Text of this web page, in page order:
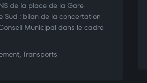
de la place de la Gare
Sud : bilan de la concertation
Municipal dans le cadre
Transports